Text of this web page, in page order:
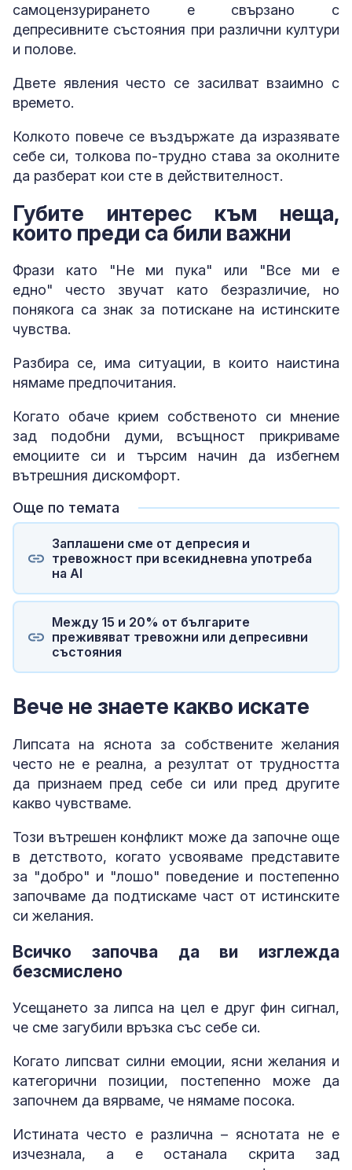
самоцензурирането е свързано с
депресивните състояния при различни култури
и полове.
Двете явления често се засилват взаимно с
времето.
Колкото повече се въздържате да изразявате
себе си, толкова по-трудно става за околните
да разберат кои сте в действителност.
Губите интерес към неща,
които преди са били важни
Фрази като "Не ми пука" или "Все ми е
едно" често звучат като безразличие, но
понякога са знак за потискане на истинските
чувства.
Разбира се, има ситуации, в които наистина
нямаме предпочитания.
Когато обаче крием собственото си мнение
зад подобни думи, всъщност прикриваме
емоциите си и търсим начин да избегнем
вътрешния дискомфорт.
Още по темата
Заплашени сме от депресия и
тревожност при всекидневна употреба
на AI
Между 15 и 20% от българите
преживяват тревожни или депресивни
състояния
Вече не знаете какво искате
Липсата на яснота за собствените желания
често не е реална, а резултат от трудността
да признаем пред себе си или пред другите
какво чувстваме.
Този вътрешен конфликт може да започне още
в детството, когато усвояваме представите
за "добро" и "лошо" поведение и постепенно
започваме да подтискаме част от истинските
си желания.
Всичко започва да ви изглежда
безсмислено
Усещането за липса на цел е друг фин сигнал,
че сме загубили връзка със себе си.
Когато липсват силни емоции, ясни желания и
категорични позиции, постепенно може да
започнем да вярваме, че нямаме посока.
Истината често е различна – яснотата не е
изчезнала, а е останала скрита зад